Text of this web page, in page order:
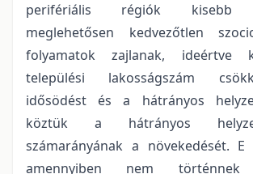
perifériális régiók kisebb
meglehetősen kedvezőtlen
folyamatok zajlanak, ideértve
települési lakosságszám
idősödést és a hátrányos
köztük a hátrányos
számarányának a növekedését.
amennyiben nem történnek